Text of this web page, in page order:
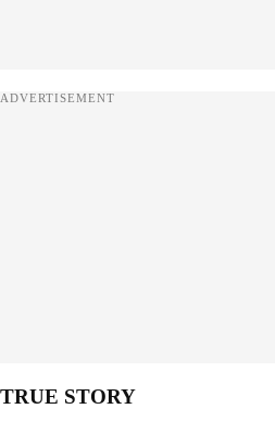
ADVERTISEMENT
TRUE STORY